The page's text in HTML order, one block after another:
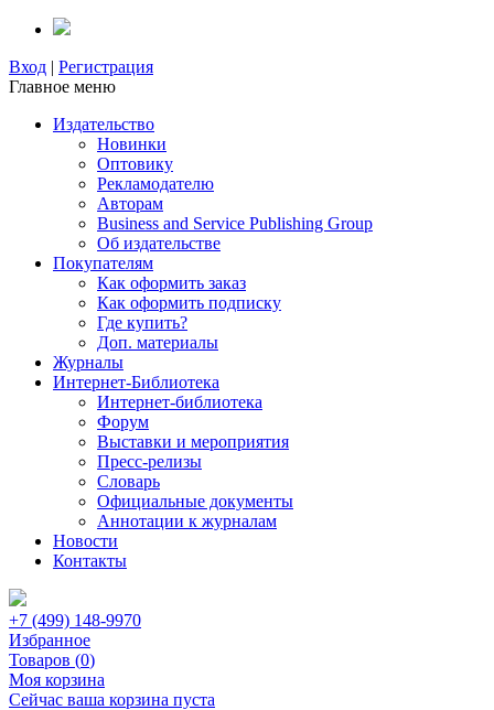
Вход | Регистрация
Главное меню
Издательство
Новинки
Оптовику
Рекламодателю
Авторам
Business and Service Publishing Group
Об издательстве
Покупателям
Как оформить заказ
Как оформить подписку
Где купить?
Доп. материалы
Журналы
Интернет-Библиотека
Интернет-библиотека
Форум
Выставки и мероприятия
Пресс-релизы
Словарь
Официальные документы
Аннотации к журналам
Новости
Контакты
+7 (499) 148-9970
Избранное
Товаров (0)
Моя корзина
Сейчас ваша корзина пуста